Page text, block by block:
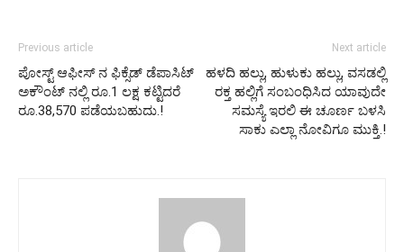
Previous article
ಪೋಸ್ಟ್ ಆಫೀಸ್ ನ ಫಿಕ್ಸೆಡ್ ಡೆಪಾಸಿಟ್
ಅಕೌಂಟ್ ನಲ್ಲಿ ರೂ.1 ಲಕ್ಷ ಕಟ್ಟಿದರೆ
ರೂ.38,570 ಪಡೆಯಬಹುದು.!
Next article
ಹಳದಿ ಹಲ್ಲು, ಹುಳುಕು ಹಲ್ಲು, ವಸಡಲ್ಲಿ
ರಕ್ತ ಹಲ್ಲಿಗೆ ಸಂಬಂಧಿಸಿದ ಯಾವುದೇ
ಸಮಸ್ಯೆ ಇರಲಿ ಈ ಚೂರ್ಣ ಬಳಸಿ
ಸಾಕು ಎಲ್ಲಾ ನೋವಿಗೂ ಮುಕ್ತಿ.!